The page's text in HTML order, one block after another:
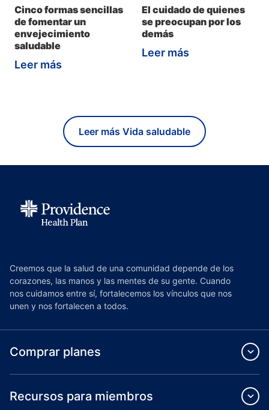
Cinco formas sencillas
de fomentar un
envejecimiento
saludable
Leer más
El cuidado de quienes
se preocupan por los
demás
Leer más
Leer más Vida saludable
Creemos que la salud de una comunidad depende de los
corazones, las manos y las mentes de su gente. Cuando
nos cuidamos entre sí, fortalecemos los vínculos que nos
unen y nos fortalecen a todos.
Comprar planes
Recursos para miembros